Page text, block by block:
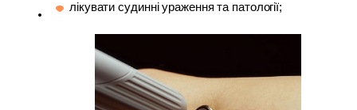
лікувати судинні ураження та патології;